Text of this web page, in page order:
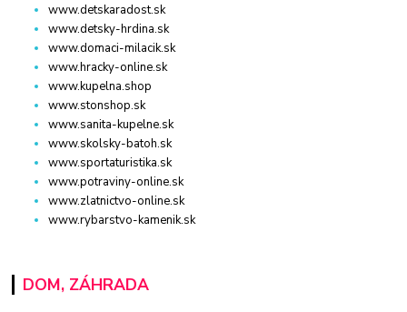
www.detskaradost.sk
www.detsky-hrdina.sk
www.domaci-milacik.sk
www.hracky-online.sk
www.kupelna.shop
www.stonshop.sk
www.sanita-kupelne.sk
www.skolsky-batoh.sk
www.sportaturistika.sk
www.potraviny-online.sk
www.zlatnictvo-online.sk
www.rybarstvo-kamenik.sk
DOM, ZÁHRADA